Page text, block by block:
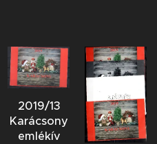
2019/13
Karácsony
emlékív